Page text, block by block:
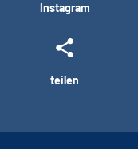
Instagram
teilen